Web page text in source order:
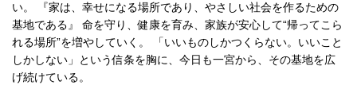
い。 『家は、幸せになる場所であり、やさしい社会を作るための
基地である』 命を守り、健康を育み、家族が安心して“帰ってこら
れる場所”を増やしていく。 「いいものしかつくらない。いいこと
しかしない」という信条を胸に、今日も一宮から、その基地を広
げ続けている。